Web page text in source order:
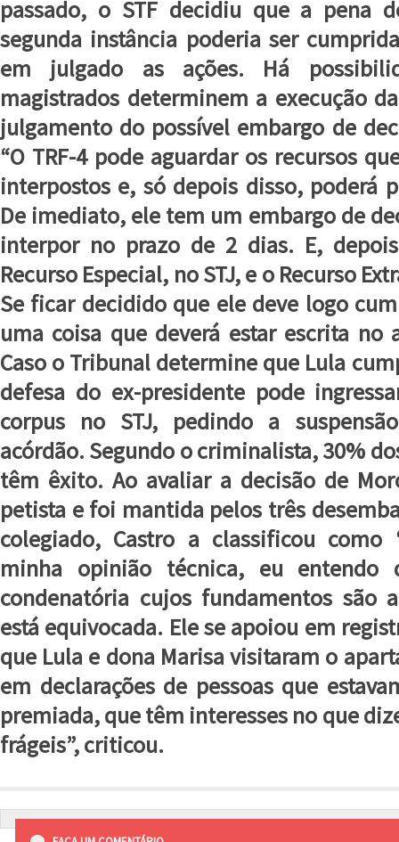
passado, o STF decidiu que a pena
segunda instância poderia ser
em julgado as ações. Há
magistrados determinem a execução
julgamento do possível embargo de
“O TRF-4 pode aguardar os recursos
interpostos e, só depois disso, poderá
De imediato, ele tem um embargo de
interpor no prazo de 2 dias. E,
Recurso Especial, no STJ, e o Recurso
Se ficar decidido que ele deve logo
uma coisa que deverá estar escrita no
Caso o Tribunal determine que Lula
defesa do ex-presidente pode
corpus no STJ, pedindo a
acórdão. Segundo o criminalista, 30%
têm êxito. Ao avaliar a decisão de
petista e foi mantida pelos três
colegiado, Castro a classificou como
minha opinião técnica, eu entendo
condenatória cujos fundamentos são
está equivocada. Ele se apoiou em
que Lula e dona Marisa visitaram o
em declarações de pessoas que
premiada, que têm interesses no que
frágeis”, criticou.